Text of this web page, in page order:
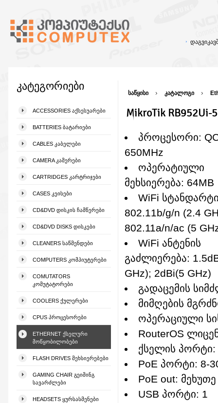
კატეგორიები
ACCESSORIES ᲐᲥᲡᲔᲡᲣᲐᲠᲔᲑᲘ
BATTERIES ᲑᲐᲢᲐᲠᲘᲔᲑᲘ
CABLES ᲙᲐᲑᲔᲚᲔᲑᲘ
CAMERA ᲙᲐᲛᲔᲠᲔᲑᲘ
CARTRIDGES ᲙᲐᲠᲢᲠᲘᲯᲔᲑᲘ
CASES ᲙᲔᲘᲡᲔᲑᲘ
CD&DVD ᲓᲘᲡᲙᲘᲡ ᲩᲐᲛᲬᲔᲠᲔᲑᲘ
CD&DVD DISKS ᲓᲘᲡᲙᲔᲑᲘ
CLEANERS ᲡᲐᲬᲛᲔᲜᲓᲔᲑᲘ
COMPUTERS ᲙᲝᲛᲞᲘᲣᲢᲔᲠᲔᲑᲘ
COMUTATORS
ᲙᲝᲛᲣᲢᲐᲢᲝᲠᲔᲑᲘ
COOLERS ᲥᲣᲚᲔᲠᲔᲑᲘ
CPUS ᲞᲠᲝᲪᲔᲡᲝᲠᲔᲑᲘ
ETHERNET ᲥᲡᲔᲚᲣᲠᲘ
ᲛᲝᲬᲧᲝᲑᲘᲚᲝᲑᲔᲑᲘ
FLASH DRIVES ᲛᲔᲮᲡᲘᲔᲠᲔᲑᲔᲑᲘ
GAMING CHAIR ᲒᲔᲘᲛᲘᲜᲒ
ᲡᲐᲕᲐᲠᲫᲚᲔᲑᲘ
HEADSETS ᲧᲣᲠᲡᲐᲡᲛᲔᲜᲔᲑᲘ
საწყისი კატალოგი
MikroTik RB952Ui-
პროცესორი:
650MHz
ოპერატიული
მეხსიერება: 64MB
WiFi
802.11b/g/n (2.4
802.11a/n/ac (5
WiFi ანტენის
გაძლიერება:
GHz); 2dBi(5 GHz)
გადაცემის
მიმღების
ოპერაციული
RouterOS
ქსელის პორტი:
PoE პორტი: 8-
PoE out:
USB პორტი: 1